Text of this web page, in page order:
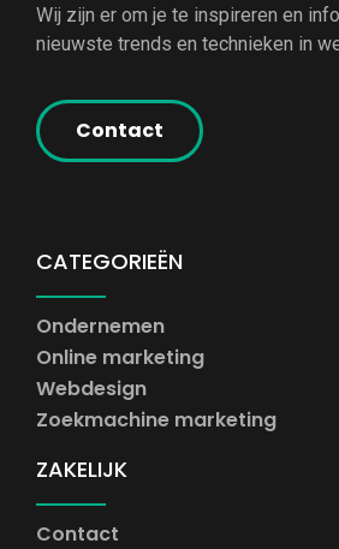
Wij zijn er om je te inspireren en
nieuwste trends en technieken in
Contact
CATEGORIEËN
Ondernemen
Online marketing
Webdesign
Zoekmachine marketing
ZAKELIJK
Contact